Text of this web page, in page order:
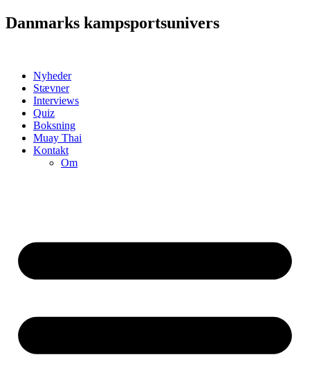
Videre
til
Danmarks kampsportsunivers
Nyheder
Stævner
Interviews
Quiz
Boksning
Muay Thai
Kontakt
Om